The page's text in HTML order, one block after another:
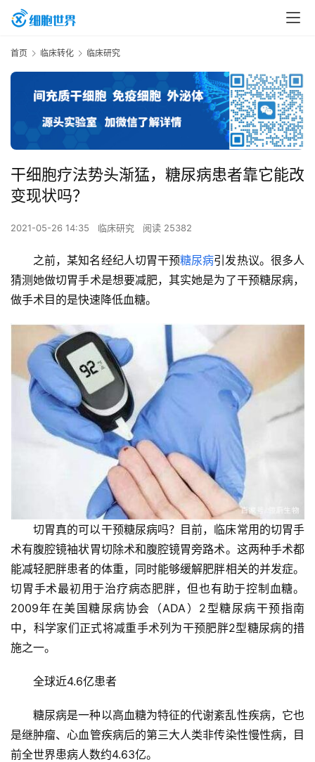
首页 临床转化 临床研究
干细胞疗法势头渐猛，糖尿病患者靠它能改
变现状吗？
2021-05-26 14:35 临床研究 阅读 25382
之前，某知名经纪人切胃干预糖尿病引发热议。很多人
猜测她做切胃手术是想要减肥，其实她是为了干预糖尿病，
做手术目的是快速降低血糖。
切胃真的可以干预糖尿病吗？目前，临床常用的切胃手
术有腹腔镜袖状胃切除术和腹腔镜胃旁路术。这两种手术都
能减轻肥胖患者的体重，同时能够缓解肥胖相关的并发症。
切胃手术最初用于治疗病态肥胖，但也有助于控制血糖。
2009年在美国糖尿病协会（ADA）2型糖尿病干预指南
中，科学家们正式将减重手术列为干预肥胖2型糖尿病的措
施之一。
全球近4.6亿患者
糖尿病是一种以高血糖为特征的代谢紊乱性疾病，它也
是继肿瘤、心血管疾病后的第三大人类非传染性慢性病，目
前全世界患病人数约4.63亿。